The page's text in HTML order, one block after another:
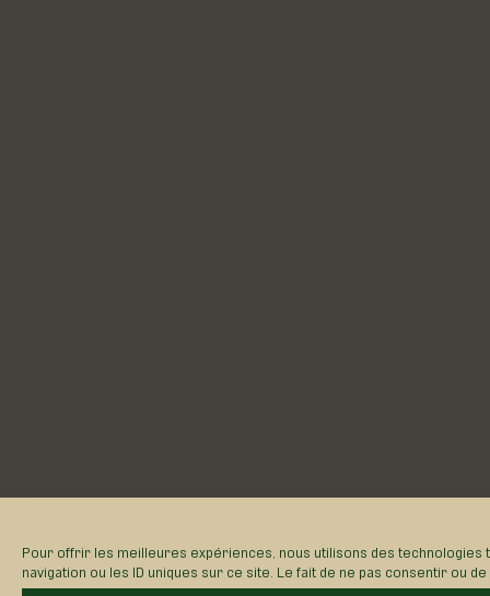
Pour offrir les meilleures expériences, nous utilisons des
navigation ou les ID uniques sur ce site. Le fait de ne pas consentir